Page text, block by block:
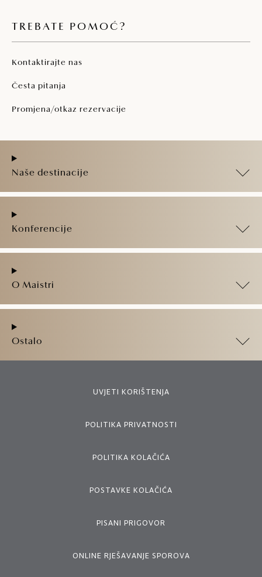
TREBATE POMOĆ?
Kontaktirajte nas
Česta pitanja
Promjena/otkaz rezervacije
Naše destinacije
Konferencije
O Maistri
Ostalo
UVJETI KORIŠTENJA
POLITIKA PRIVATNOSTI
POLITIKA KOLAČIĆA
POSTAVKE KOLAČIĆA
PISANI PRIGOVOR
ONLINE RJEŠAVANJE SPOROVA